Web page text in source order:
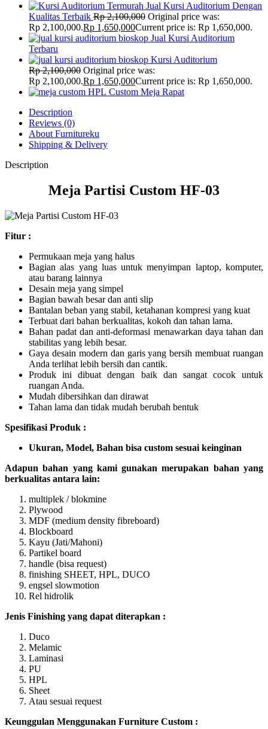
Jual Kursi Auditorium Dengan
Kualitas Terbaik Rp2,100,000 Original price was:
Rp 2,100,000.Rp 1,650,000Current price is: Rp 1,650,000.
Jual Kursi Auditorium
Terbaru
Kursi Auditorium
Rp2,100,000 Original price was:
Rp 2,100,000.Rp 1,650,000Current price is: Rp 1,650,000.
Custom Meja Rapat
Description
Reviews (0)
About Furnitureku
Shipping & Delivery
Description
Meja Partisi Custom HF-03
Fitur :
Permukaan meja yang halus
Bagian alas yang luas untuk menyimpan laptop, komputer,
atau barang lainnya
Desain meja yang simpel
Bagian bawah besar dan anti slip
Bantalan beban yang stabil, ketahanan kompresi yang kuat
Terbuat dari bahan berkualitas, kokoh dan tahan lama.
Bahan padat dan anti-deformasi menawarkan daya tahan dan
stabilitas yang lebih besar.
Gaya desain modern dan garis yang bersih membuat ruangan
Anda terlihat lebih bersih dan cantik.
Produk ini dibuat dengan baik dan sangat cocok untuk
ruangan Anda.
Mudah dibersihkan dan dirawat
Tahan lama dan tidak mudah berubah bentuk
Spesifikasi Produk :
Ukuran, Model, Bahan bisa custom sesuai keinginan
Adapun bahan yang kami gunakan merupakan bahan yang
berkualitas antara lain:
multiplek / blokmine
Plywood
MDF (medium density fibreboard)
Blockboard
Kayu (Jati/Mahoni)
Partikel board
handle (bisa request)
finishing SHEET, HPL, DUCO
engsel slowmotion
Rel hidrolik
Jenis Finishing yang dapat diterapkan :
Duco
Melamic
Laminasi
PU
HPL
Sheet
Atau sesuai request
Keunggulan Menggunakan Furniture Custom :